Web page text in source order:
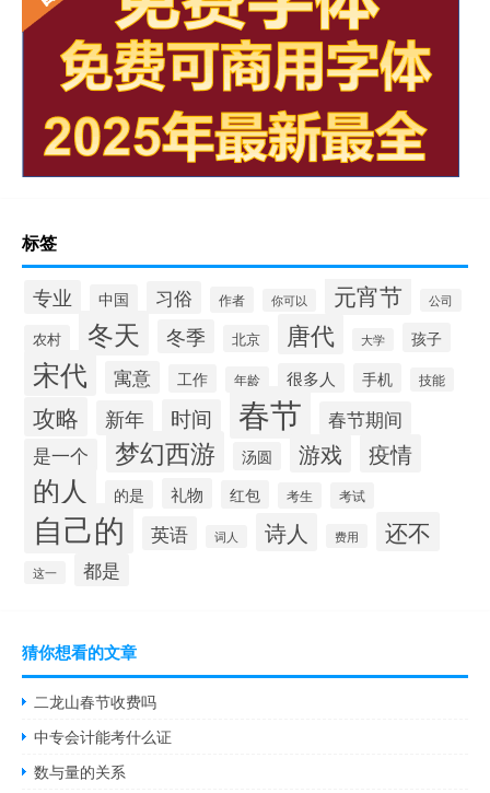
标签
专业 中国 习俗 作者 你可以 元宵节 公司
农村 冬天 冬季 北京 唐代 大学 孩子
宋代 寓意 工作 年龄 很多人 手机 技能
攻略 新年 时间 春节 春节期间
是一个 梦幻西游 汤圆 游戏 疫情
的人 的是 礼物 红包 考生 考试
自己的 英语 词人 诗人 费用 还不
这一 都是
猜你想看的文章
二龙山春节收费吗
中专会计能考什么证
数与量的关系